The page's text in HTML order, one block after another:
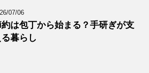
07/06
は包丁から始まる？手研ぎが支
る暮らし